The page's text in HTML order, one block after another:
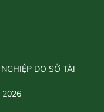
DO SỞ TÀI
2026